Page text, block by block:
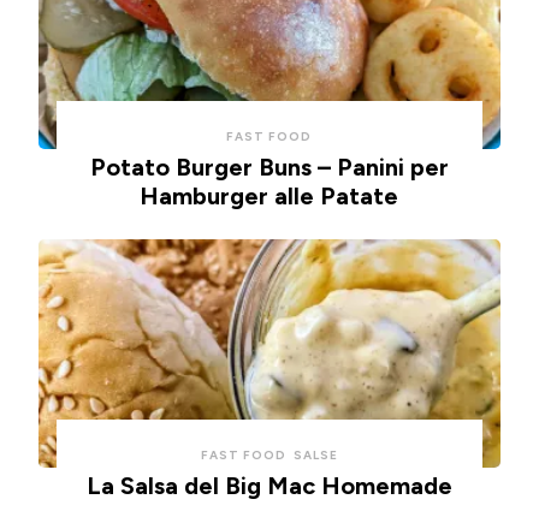
FAST FOOD
Potato Burger Buns – Panini per
Hamburger alle Patate
FAST FOOD SALSE
La Salsa del Big Mac Homemade